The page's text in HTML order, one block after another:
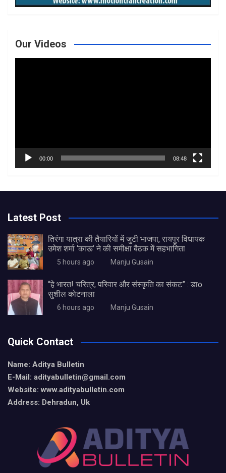
Our Videos
00:00 08:48
Latest Post
तिरंगा यात्रा की तैयारियों में जुटी भाजपा, रायपुर विधायक
उमेश शर्मा ‘काऊ’ ने की समीक्षा बैठक में सहभागिता
5 hours ago Manju Gusain
“हे भारत! चरित्र, परिवार और संस्कृति का संकट” : डाo
सुशील कोटनाला
6 hours ago Manju Gusain
Quick Contact
Name: Aditya Bulletin
E-Mail: adityabulletin@gmail.com
Website: www.adityabulletin.com
Address: Dehradun, Uk